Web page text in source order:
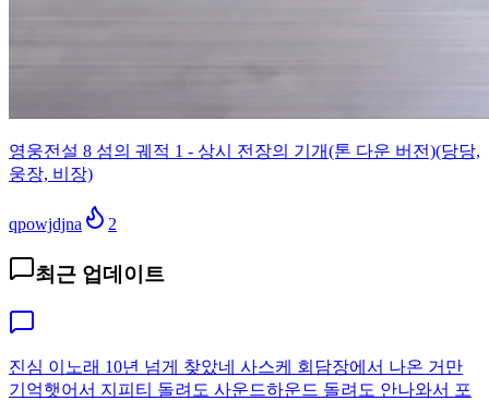
영웅전설 8 섬의 궤적 1 - 상시 전장의 기개(톤 다운 버전)(당당,
웅장, 비장)
qpowjdjna 2
최근 업데이트
진심 이노래 10년 넘게 찾았네 사스케 회담장에서 나온 거만
기억햇어서 지피티 돌려도 사운드하운드 돌려도 안나와서 포